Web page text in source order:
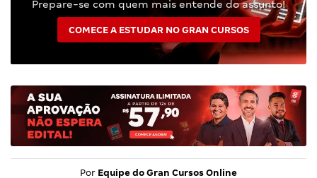
Prepare-se com quem mais entende do assunto!
COMECE A ESTUDAR NO GRAN CURSOS
Por Equipe do Gran Cursos Online